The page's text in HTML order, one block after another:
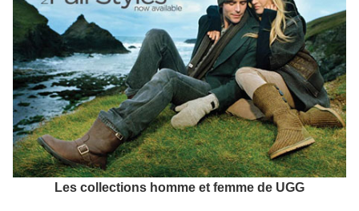
Les collections homme et femme de UGG